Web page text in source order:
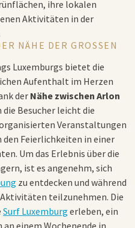
ihre lokalen
Aktivitäten in der
NÄHE DER GROSSEN V
Luxemburgs bietet die
Aufenthalt im Herzen
der Nähe zwischen Arlon
die Besucher leicht die
Veranstaltungen
Feierlichkeiten in einer
Um das Erlebnis über die
ist es angenehm, sich
zu entdecken und während
teilzunehmen. Die
Surf Luxemburg erleben, ein
einem Wochenende in